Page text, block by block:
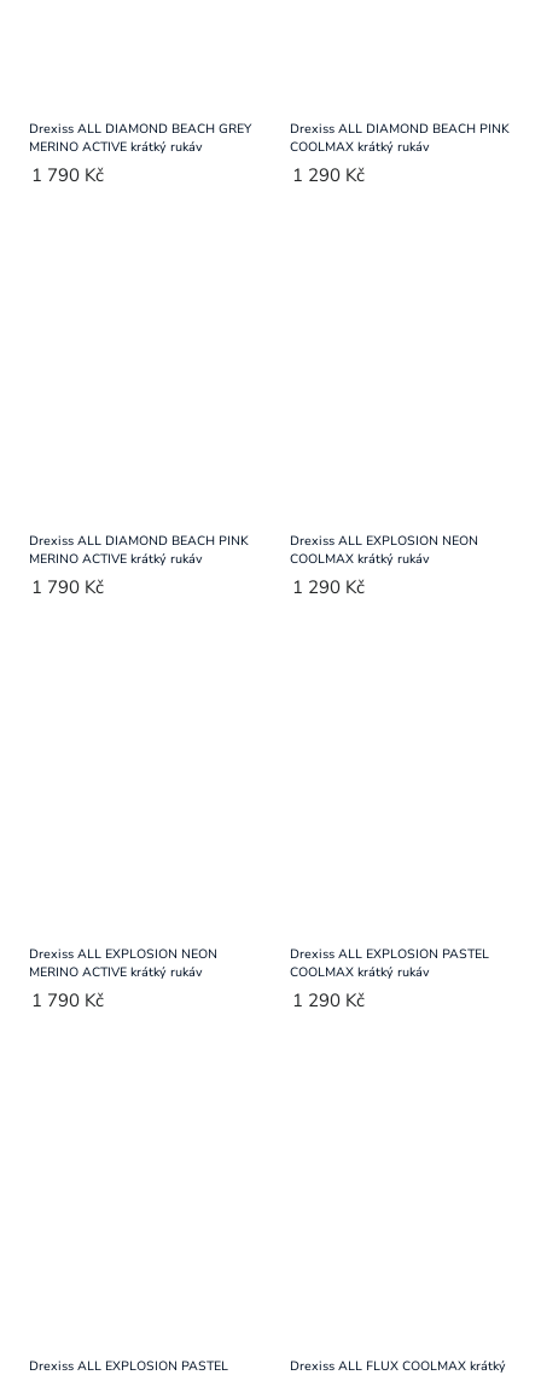
Drexiss ALL DIAMOND BEACH GREY
MERINO ACTIVE krátký rukáv
1 790 Kč
Drexiss ALL DIAMOND BEACH PINK
COOLMAX krátký rukáv
1 290 Kč
Drexiss ALL DIAMOND BEACH PINK
MERINO ACTIVE krátký rukáv
1 790 Kč
Drexiss ALL EXPLOSION NEON
COOLMAX krátký rukáv
1 290 Kč
Drexiss ALL EXPLOSION NEON
MERINO ACTIVE krátký rukáv
1 790 Kč
Drexiss ALL EXPLOSION PASTEL
COOLMAX krátký rukáv
1 290 Kč
Drexiss ALL EXPLOSION PASTEL
Drexiss ALL FLUX COOLMAX krátký